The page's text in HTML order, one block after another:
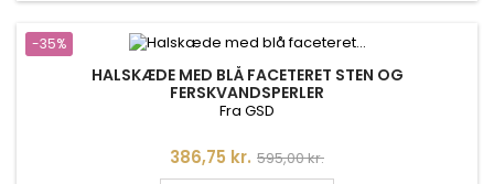
-35%
HALSKÆDE MED BLÅ FACETERET STEN OG
FERSKVANDSPERLER
Fra GSD
Pris
386,75 kr. Normalpris
595,00 kr.